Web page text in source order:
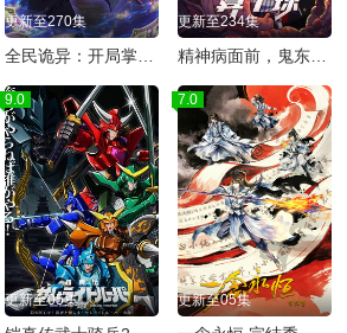
更新至270集 更新至234集
9.0
更新至05集
7.0
更新至05集